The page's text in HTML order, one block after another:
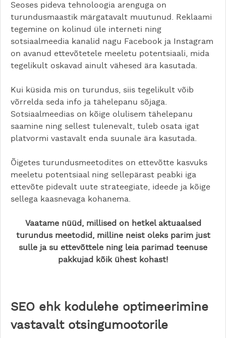
Seoses pideva tehnoloogia arenguga on
turundusmaastik märgatavalt muutunud. Reklaami
tegemine on kolinud üle interneti ning
sotsiaalmeedia kanalid nagu Facebook ja Instagram
on avanud ettevõtetele meeletu potentsiaali, mida
tegelikult oskavad ainult vähesed ära kasutada.
Kui küsida mis on turundus, siis tegelikult võib
võrrelda seda info ja tähelepanu sõjaga.
Sotsiaalmeedias on kõige olulisem tähelepanu
saamine ning sellest tulenevalt, tuleb osata igat
platvormi vastavalt enda suunale ära kasutada.
Õigetes turundusmeetodites on ettevõtte kasvuks
meeletu potentsiaal ning sellepärast peabki iga
ettevõte pidevalt uute strateegiate, ideede ja kõige
sellega kaasnevaga kohanema.
Vaatame nüüd, millised on hetkel aktuaalsed
turundus meetodid, milline neist oleks parim just
sulle ja su ettevõttele ning leia parimad teenuse
pakkujad kõik ühest kohast!
SEO ehk kodulehe optimeerimine
vastavalt otsingumootorile